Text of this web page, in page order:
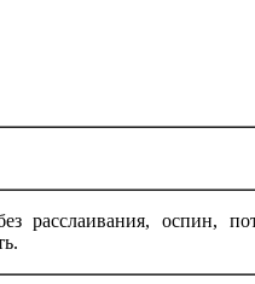
расслаивания, оспин,